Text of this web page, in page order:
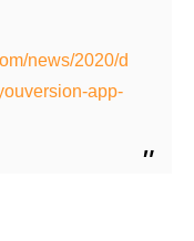
news/2020/d
app-